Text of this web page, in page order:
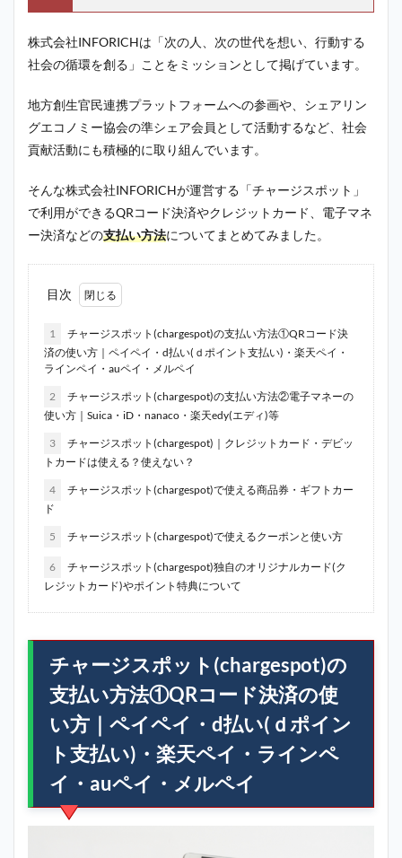
株式会社INFORICHは「次の人、次の世代を想い、行動する
社会の循環を創る」ことをミッションとして掲げています。
地方創生官民連携プラットフォームへの参画や、シェアリン
グエコノミー協会の準シェア会員として活動するなど、社会
貢献活動にも積極的に取り組んでいます。
そんな株式会社INFORICHが運営する「チャージスポット」
で利用ができるQRコード決済やクレジットカード、電子マネ
ー決済などの支払い方法についてまとめてみました。
目次
1
チャージスポット(chargespot)の支払い方法①QRコード決
済の使い方｜ペイペイ・d払い(ｄポイント支払い)・楽天ペイ・
ラインペイ・auペイ・メルペイ
2
チャージスポット(chargespot)の支払い方法②電子マネーの
使い方｜Suica・iD・nanaco・楽天edy(エディ)等
3
チャージスポット(chargespot)｜クレジットカード・デビッ
トカードは使える？使えない？
4
チャージスポット(chargespot)で使える商品券・ギフトカー
ド
5 チャージスポット(chargespot)で使えるクーポンと使い方
6
チャージスポット(chargespot)独自のオリジナルカード(ク
レジットカード)やポイント特典について
チャージスポット(chargespot)の
支払い方法①QRコード決済の使
い方｜ペイペイ・d払い(ｄポイン
ト支払い)・楽天ペイ・ラインペ
イ・auペイ・メルペイ